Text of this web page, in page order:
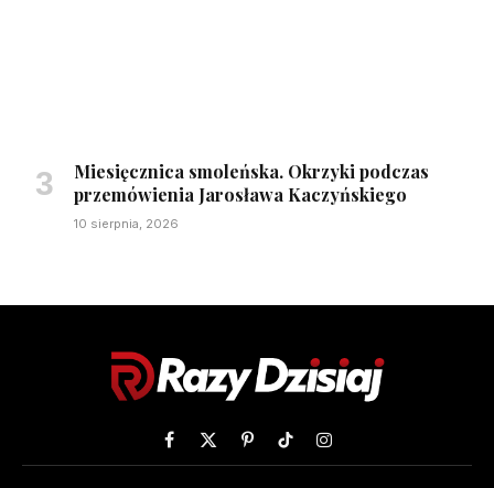
Miesięcznica smoleńska. Okrzyki podczas
przemówienia Jarosława Kaczyńskiego
10 sierpnia, 2026
Facebook
X
PinterestTikTokInstagram